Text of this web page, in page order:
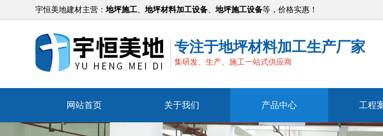
宇恒美地建材主营： 地坪施工 地坪材料加工设备 地坪施工设备等，价格实惠！
专注于地坪材料加工生产厂家
集研发、生产、施工一站式供应商
网站首页 关于我们 产品中心 工程